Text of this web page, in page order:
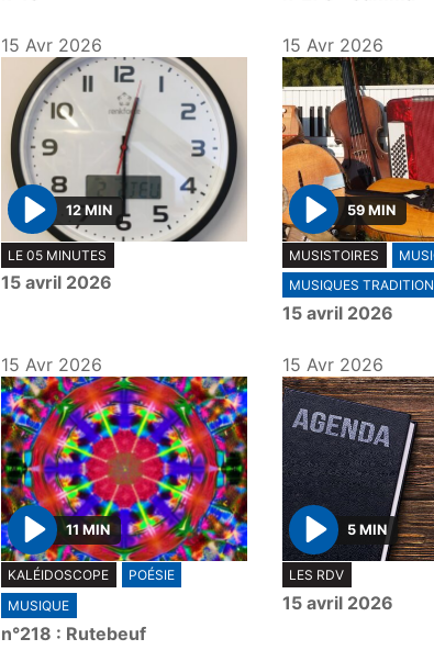
15 Avr 2026
P
l
a
12 MIN
LE 05 MINUTES
15 avril 2026
15 Avr 2026
P
l
a
y
59 MIN
MUSISTOIRES
MUSIQUES
15 avril 2026
15 Avr 2026
P
l
a
y
11 MIN
KALÉIDOSCOPE
POÉSIE
MUSIQUE
n°218 : Rutebeuf
15 Avr 2026
P
l
a
5 MIN
LES RDV
15 avril 2026